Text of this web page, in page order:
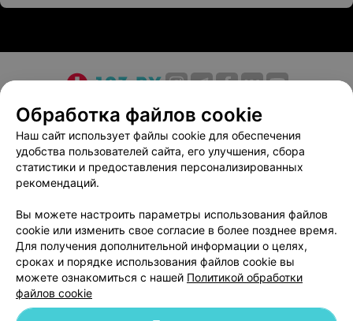
О проекте Новости проекта
Размещение рекламы
Медицинский маркетинг
Публичный договор
Пользовательское соглашение
Способы оплаты
Вакансии
Партнеры
Написать в поддержку
Персональные настройки cookie
Обработка персональных данных
Обработка файлов cookie
Наш сайт использует файлы cookie для обеспечения
удобства пользователей сайта, его улучшения, сбора
статистики и предоставления персонализированных
рекомендаций.
Вы можете настроить параметры использования файлов
cookie или изменить свое согласие в более позднее время.
Для получения дополнительной информации о целях,
сроках и порядке использования файлов cookie вы
можете ознакомиться с нашей Политикой обработки
файлов cookie